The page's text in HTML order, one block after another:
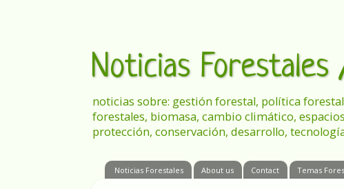
Noticias
noticias sobre: gestión forestal, política
forestales, biomasa, cambio climático,
protección, conservación, desarrollo,
Noticias Forestales About us Contact Temas